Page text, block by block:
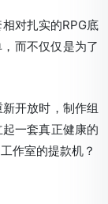
对扎实的RPG底
而不仅仅是为了
开放时，制作组
一套真正健康的
作室的提款机？